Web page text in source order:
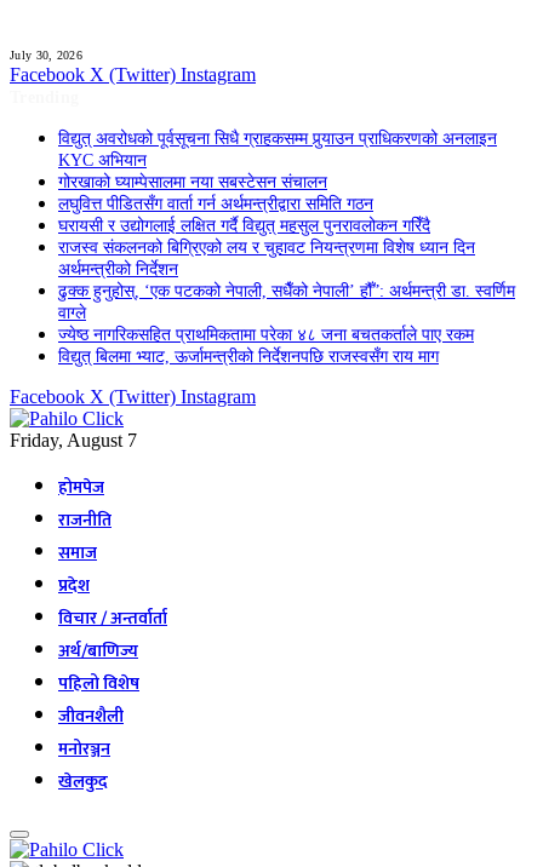
July 30, 2026
Facebook X (Twitter) Instagram
विद्युत् अवरोधको पूर्वसूचना सिधै ग्राहकसम्म पुर्‍याउन प्राधिकरणको अनलाइन
KYC अभियान
गोरखाको घ्याम्पेसालमा नया सबस्टेसन संचालन
लघुवित्त पीडितसँग वार्ता गर्न अर्थमन्त्रीद्वारा समिति गठन
घरायसी र उद्योगलाई लक्षित गर्दै विद्युत् महसुल पुनरावलोकन गरिँदै
राजस्व संकलनको बिग्रिएको लय र चुहावट नियन्त्रणमा विशेष ध्यान दिन
अर्थमन्त्रीको निर्देशन
ढुक्क हुनुहोस्, ‘एक पटकको नेपाली, सधैँको नेपाली’ हौँ”: अर्थमन्त्री डा. स्वर्णिम
वाग्ले
ज्येष्ठ नागरिकसहित प्राथमिकतामा परेका ४८ जना बचतकर्ताले पाए रकम
विद्युत् बिलमा भ्याट, ऊर्जामन्त्रीको निर्देशनपछि राजस्वसँग राय माग
Facebook X (Twitter) Instagram
Friday, August 7
होमपेज
राजनीति
समाज
प्रदेश
विचार / अन्तर्वार्ता
अर्थ/बाणिज्य
पहिलो विशेष
जीवनशैली
मनोरञ्जन
खेलकुद